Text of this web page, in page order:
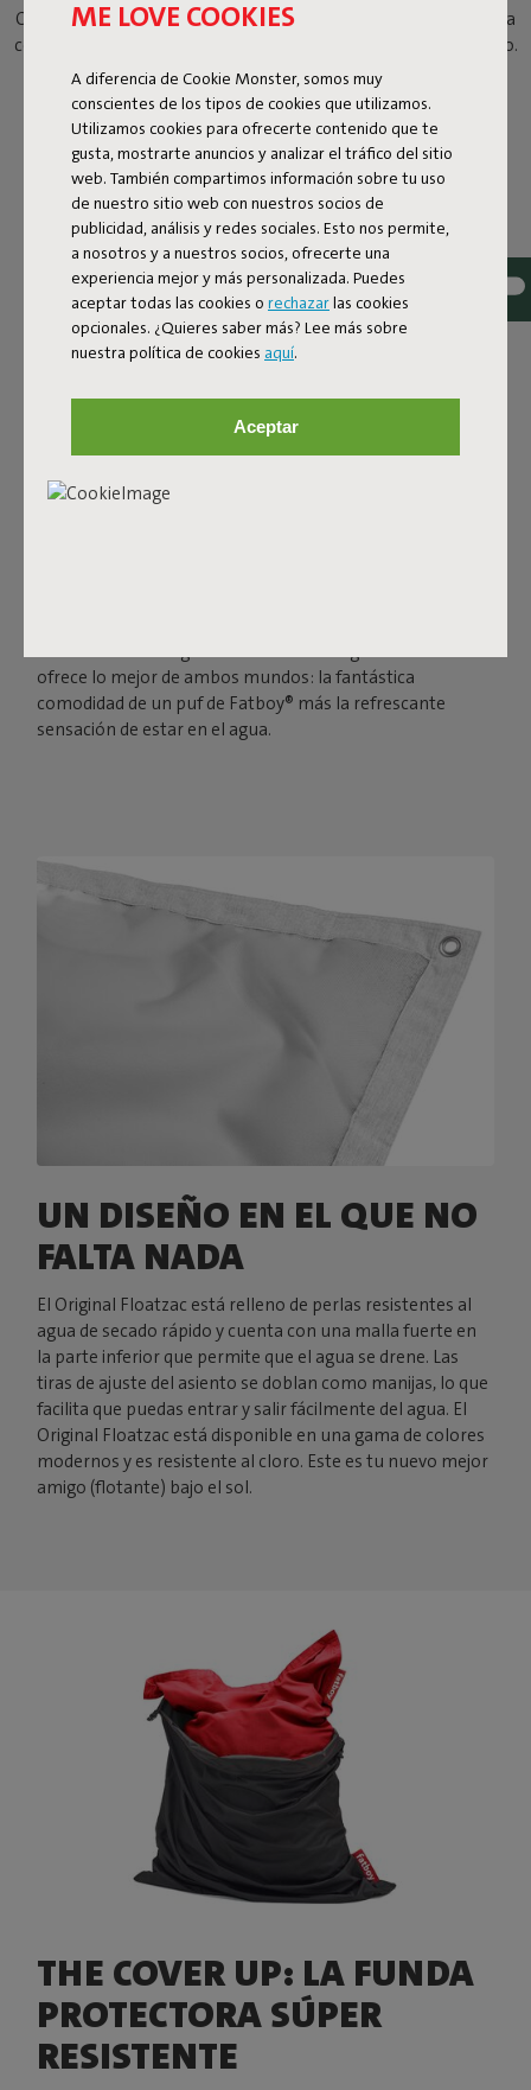
ME LOVE COOKIES
A diferencia de Cookie Monster, somos muy
conscientes de los tipos de cookies que utilizamos.
Utilizamos cookies para ofrecerte contenido que te
gusta, mostrarte anuncios y analizar el tráfico del sitio
web. También compartimos información sobre tu uso
de nuestro sitio web con nuestros socios de
publicidad, análisis y redes sociales. Esto nos permite,
a nosotros y a nuestros socios, ofrecerte una
experiencia mejor y más personalizada. Puedes
aceptar todas las cookies o rechazarlas cookies
opcionales. ¿Quieres saber más? Lee más sobre
nuestra política de cookies aquí.
Aceptar
Original Floatzac podrás tomártelo con calma, tanto en el agua
como en la zona de la piscina. Bienvenido al chiringuito acuático.
REFRÉSCATE CON TODO EL
refrescarte en el agua. La tumbona de agua Floatzac te
ofrece lo mejor de ambos mundos: la fantástica
comodidad de un puf de Fatboy® más la refrescante
sensación de estar en el agua.
UN DISEÑO EN EL QUE NO
FALTA NADA
El Original Floatzac está relleno de perlas resistentes al
agua de secado rápido y cuenta con una malla fuerte en
la parte inferior que permite que el agua se drene. Las
tiras de ajuste del asiento se doblan como manijas, lo que
facilita que puedas entrar y salir fácilmente del agua. El
Original Floatzac está disponible en una gama de colores
modernos y es resistente al cloro. Este es tu nuevo mejor
amigo (flotante) bajo el sol.
THE COVER UP: LA FUNDA
PROTECTORA SÚPER
RESISTENTE